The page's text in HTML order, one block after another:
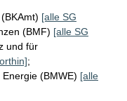
[alle SG
(BMF) [alle SG
und für
;
(BMWE) [alle